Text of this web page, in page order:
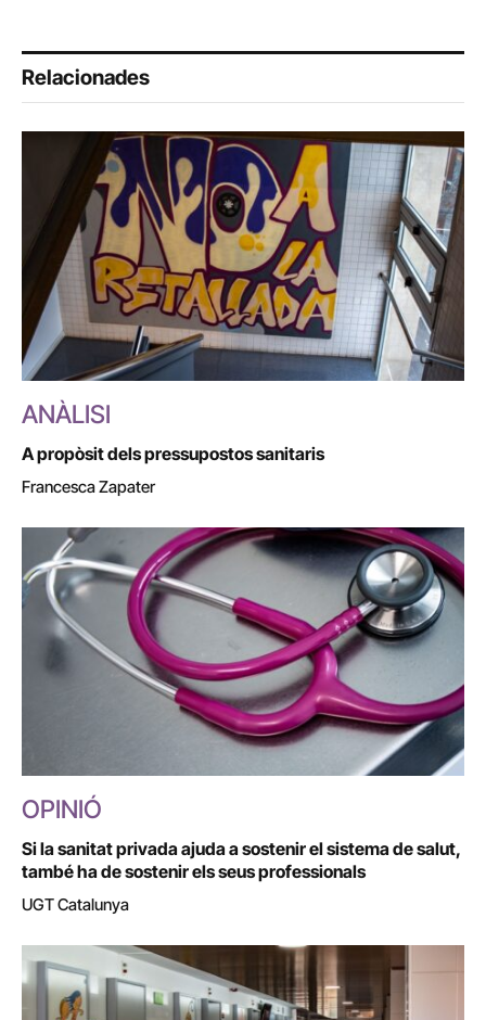
Relacionades
ANÀLISI
A propòsit dels pressupostos sanitaris
Francesca Zapater
OPINIÓ
Si la sanitat privada ajuda a sostenir el sistema de salut,
també ha de sostenir els seus professionals
UGT Catalunya